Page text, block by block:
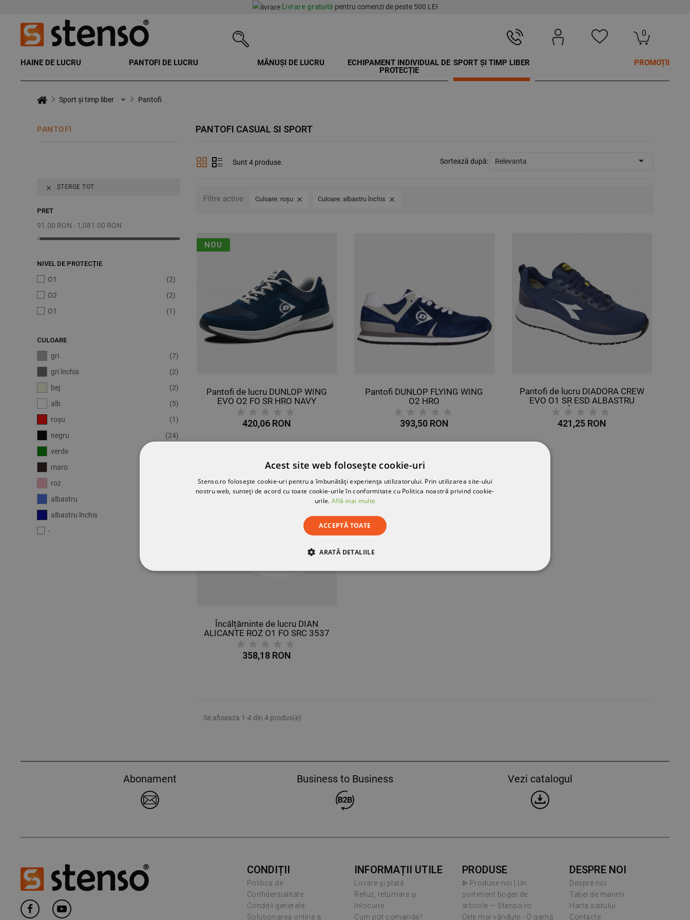
Livrare gratuită pentru comenzi de peste 500 LEI
0
HAINE DE LUCRU PANTOFI DE LUCRU MĂNUȘI DE LUCRU
ECHIPAMENT INDIVIDUAL DE
PROTECȚIE
SPORT ȘI TIMP LIBER PROMOȚII
Sport și timp liber Pantofi
PANTOFI
 ȘTERGE TOT
PRET
91.00 RON - 1,081.00 RON
NIVEL DE PROTECȚIE
O1
(2)
O2
(2)
О1
(1)
CULOARE
gri
(7)
gri închis
(2)
bej
(2)
alb
(5)
roșu
(1)
negru
(24)
verde
maro
roz
albastru
albastru închis
-
PANTOFI CASUAL SI SPORT
Sunt 4 produse. Sortează după: Relevanta 
Filtre active Culoare: roșu  Culoare: albastru închis 
NOU
Pantofi de lucru DUNLOP WING
EVO O2 FO SR HRO NAVY
420,06 RON
Pantofi DUNLOP FLYING WING
O2 HRO
393,50 RON
Pantofi de lucru DIADORA CREW
EVO O1 SR ESD ALBASTRU
421,25 RON
ULTIMELE BUCĂȚI
Încălțăminte de lucru DIAN
ALICANTE ROZ O1 FO SRC 3537
358,18 RON
Se afiseaza 1-4 din 4 produs(e)
Abonament Business to Business Vezi catalogul
CONDIȚII
Politica de
Confidențialitate
Condiții generale
Soluționarea online a
INFORMAȚII UTILE
Livrare și plată
Refuz, returnare și
înlocuire
Cum pot comanda?
PRODUSE
ᐉ Produse noi | Un
sortiment bogat de
articole — Stenso.ro
Cele mai vândute - O gamă
DESPRE NOI
Despre noi
Tabel de marimi
Harta saitului
Contacte
Acest site web folosește cookie-uri
Stenso.ro folosește cookie-uri pentru a îmbunătăți experiența utilizatorului. Prin utilizarea site-ului
nostru web, sunteți de acord cu toate cookie-urile în conformitate cu Politica noastră privind cookie-
urile. Află mai multe
ACCEPTĂ TOATE
ARATĂ DETALIILE
STRICT NECESARE DE PERFORMANȚĂ DE TARGETARE DE FUNCŢIONALITATE